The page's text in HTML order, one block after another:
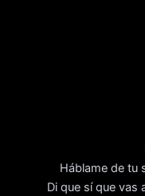
Háblame de tu
Di que sí que vas